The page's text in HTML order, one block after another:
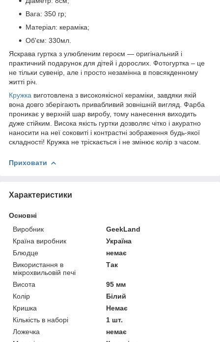
Вага: 350 гр;
Матеріал: кераміка;
Об'єм: 330мл.
Яскрава гуртка з улюбленим героєм ― оригінальний і
практичний подарунок для дітей і дорослих. Фотогуртка – це
не тільки сувенір, але і просто незамінна в повсякденному
житті річ.
Кружка виготовлена з високоякісної кераміки, завдяки якій
вона довго зберігають привабливий зовнішній вигляд. Фарба
проникає у верхній шар виробу, тому нанесення виходить
дуже стійким. Висока якість гуртки дозволяє чітко і акуратно
наносити на неї соковиті і контрастні зображення будь-якої
складності! Кружка не тріскається і не змінює колір з часом.
Приховати
Характеристики
Основні
Виробник
GeekLand
Країна виробник
Україна
Блюдце
немає
Використання в
мікрохвильовій печі
Так
Висота
95 мм
Колір
Білий
Кришка
Немає
Кількість в наборі
1 шт.
Ложечка
немає